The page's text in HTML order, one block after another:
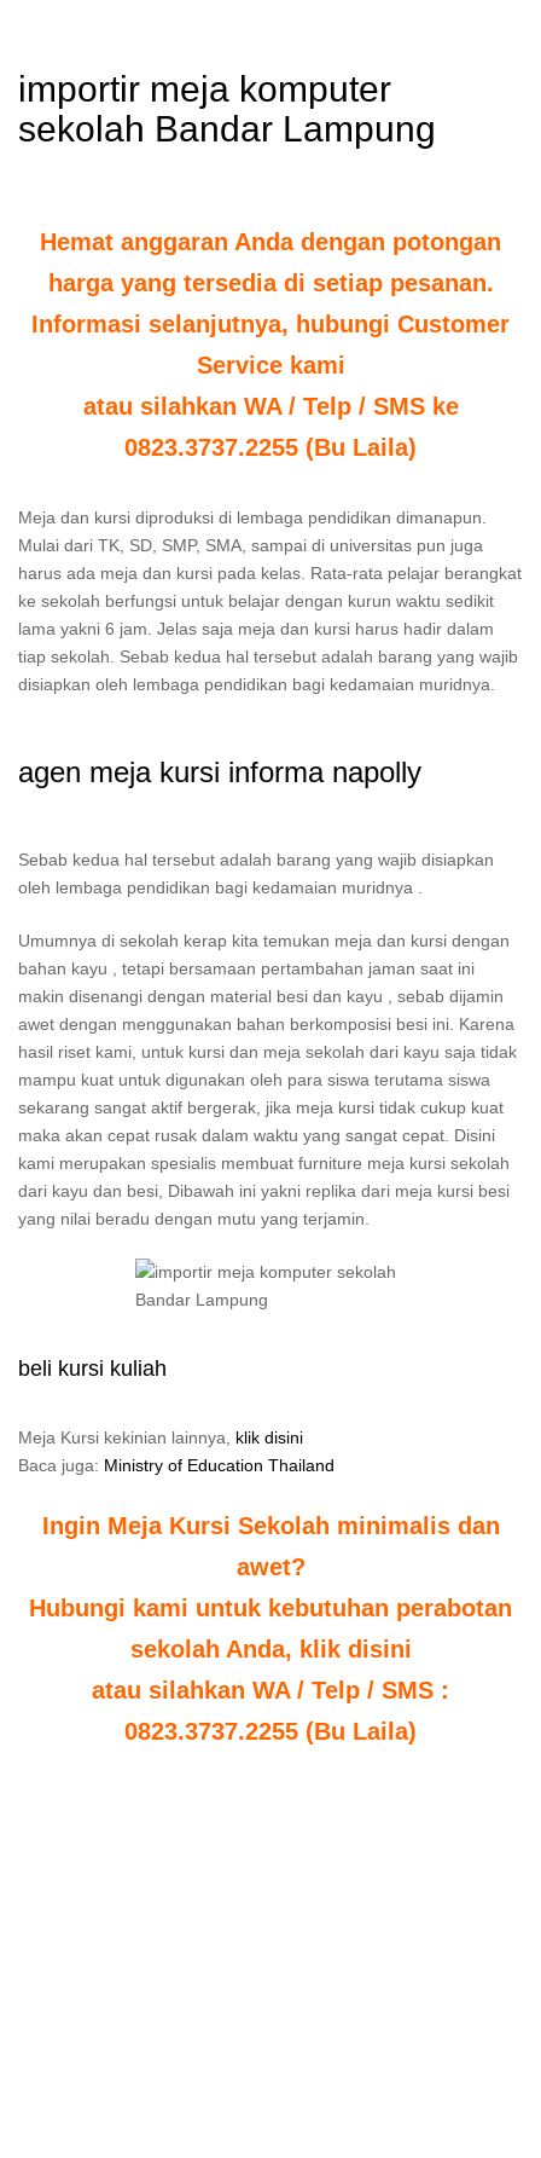
importir meja komputer
sekolah Bandar Lampung
Hemat anggaran Anda dengan potongan
harga yang tersedia di setiap pesanan.
Informasi selanjutnya, hubungi Customer
Service kami
atau silahkan WA / Telp / SMS ke
0823.3737.2255 (Bu Laila)
Meja dan kursi diproduksi di lembaga pendidikan dimanapun.
Mulai dari TK, SD, SMP, SMA, sampai di universitas pun juga
harus ada meja dan kursi pada kelas. Rata-rata pelajar berangkat
ke sekolah berfungsi untuk belajar dengan kurun waktu sedikit
lama yakni 6 jam. Jelas saja meja dan kursi harus hadir dalam
tiap sekolah. Sebab kedua hal tersebut adalah barang yang wajib
disiapkan oleh lembaga pendidikan bagi kedamaian muridnya.
agen meja kursi informa napolly
Sebab kedua hal tersebut adalah barang yang wajib disiapkan
oleh lembaga pendidikan bagi kedamaian muridnya .
Umumnya di sekolah kerap kita temukan meja dan kursi dengan
bahan kayu , tetapi bersamaan pertambahan jaman saat ini
makin disenangi dengan material besi dan kayu , sebab dijamin
awet dengan menggunakan bahan berkomposisi besi ini. Karena
hasil riset kami, untuk kursi dan meja sekolah dari kayu saja tidak
mampu kuat untuk digunakan oleh para siswa terutama siswa
sekarang sangat aktif bergerak, jika meja kursi tidak cukup kuat
maka akan cepat rusak dalam waktu yang sangat cepat. Disini
kami merupakan spesialis membuat furniture meja kursi sekolah
dari kayu dan besi, Dibawah ini yakni replika dari meja kursi besi
yang nilai beradu dengan mutu yang terjamin.
beli kursi kuliah
Meja Kursi kekinian lainnya, klik disini
Baca juga: Ministry of Education Thailand
Ingin Meja Kursi Sekolah minimalis dan
awet?
Hubungi kami untuk kebutuhan perabotan
sekolah Anda, klik disini
atau silahkan WA / Telp / SMS :
0823.3737.2255 (Bu Laila)